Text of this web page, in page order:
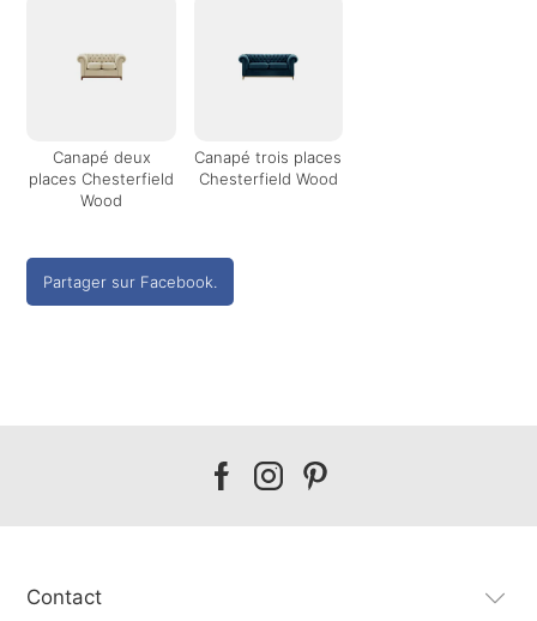
Canapé deux
places Chesterfield
Wood
Canapé trois places
Chesterfield Wood
Partager sur Facebook.
Our
Our
Our
Contact